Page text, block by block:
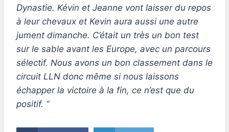
Dynastie. Kévin et Jeanne vont laisser du repos
à leur chevaux et Kevin aura aussi une autre
jument dimanche. C’était un très un bon test
sur le sable avant les Europe, avec un parcours
sélectif. Nous avons un bon classement dans le
circuit LLN donc même si nous laissons
échapper la victoire à la fin, ce n’est que du
positif. “